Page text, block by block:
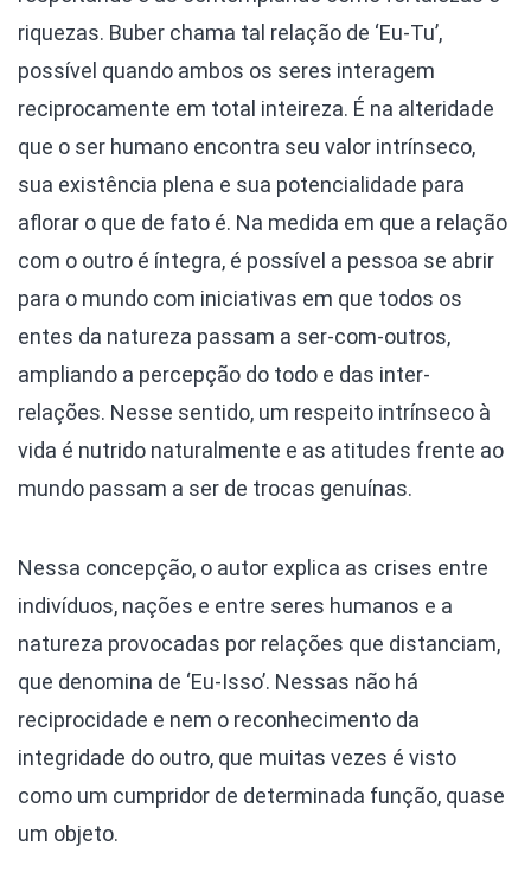
riquezas. Buber chama tal relação de ‘Eu-Tu’,
possível quando ambos os seres interagem
reciprocamente em total inteireza. É na alteridade
que o ser humano encontra seu valor intrínseco,
sua existência plena e sua potencialidade para
aflorar o que de fato é. Na medida em que a relação
com o outro é íntegra, é possível a pessoa se abrir
para o mundo com iniciativas em que todos os
entes da natureza passam a ser-com-outros,
ampliando a percepção do todo e das inter-
relações. Nesse sentido, um respeito intrínseco à
vida é nutrido naturalmente e as atitudes frente ao
mundo passam a ser de trocas genuínas.
Nessa concepção, o autor explica as crises entre
indivíduos, nações e entre seres humanos e a
natureza provocadas por relações que distanciam,
que denomina de ‘Eu-Isso’. Nessas não há
reciprocidade e nem o reconhecimento da
integridade do outro, que muitas vezes é visto
como um cumpridor de determinada função, quase
um objeto.